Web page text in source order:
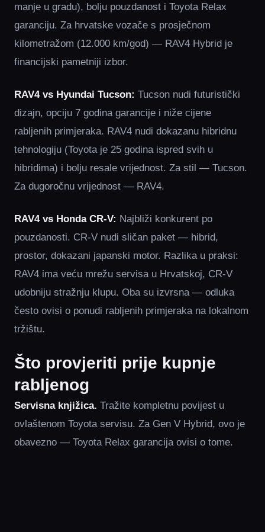
manje u gradu), bolju pouzdanost i Toyota Relax
garanciju. Za hrvatske vozače s prosječnom
kilometražom (12.000 km/god) — RAV4 Hybrid je
financijski pametniji izbor.
RAV4 vs Hyundai Tucson: Tucson nudi futuristički
dizajn, opciju 7 godina garancije i niže cijene
rabljenih primjeraka. RAV4 nudi dokazanu hibridnu
tehnologiju (Toyota je 25 godina ispred svih u
hibridima) i bolju resale vrijednost. Za stil — Tucson.
Za dugoročnu vrijednost — RAV4.
RAV4 vs Honda CR-V: Najbliži konkurent po
pouzdanosti. CR-V nudi sličan paket — hibrid,
prostor, dokazani japanski motor. Razlika u praksi:
RAV4 ima veću mrežu servisa u Hrvatskoj, CR-V
udobniju stražnju klupu. Oba su izvrsna — odluka
često ovisi o ponudi rabljenih primjeraka na lokalnom
tržištu.
Što provjeriti prije kupnje
rabljenog
Servisna knjižica. Tražite kompletnu povijest u
ovlaštenom Toyota servisu. Za Gen V Hybrid, ovo je
obavezno — Toyota Relax garancija ovisi o tome.